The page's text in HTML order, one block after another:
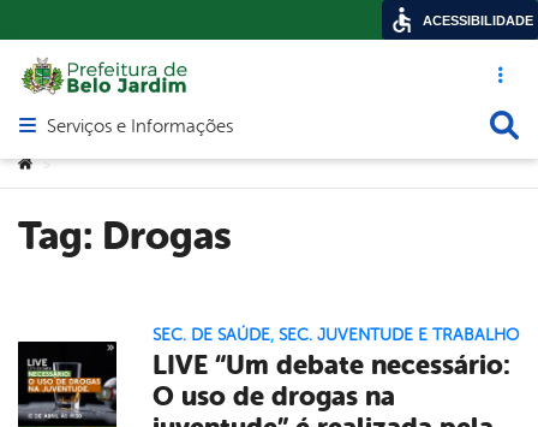
Acesso
Abrir menu principal de navegação
Serviços e Informações
Você está aqui:
>
Tag: Drogas
SEC. DE SAÚDE, SEC. JUVENTUDE E TRABALHO
LIVE “Um debate necessário:
O uso de drogas na
ACESSIBILIDADE